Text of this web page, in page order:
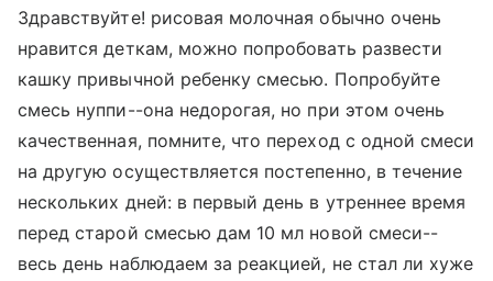
Здравствуйте! рисовая молочная обычно очень
нравится деткам, можно попробовать развести
кашку привычной ребенку смесью. Попробуйте
смесь нуппи--она недорогая, но при этом очень
качественная, помните, что переход с одной смеси
на другую осуществляется постепенно, в течение
нескольких дней: в первый день в утреннее время
перед старой смесью дам 10 мл новой смеси--
весь день наблюдаем за реакцией, не стал ли хуже